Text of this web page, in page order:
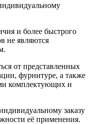
и более быстрого
не являются
от представленных
фурнитуре, а также
комплектующих и
заказу
её применения.